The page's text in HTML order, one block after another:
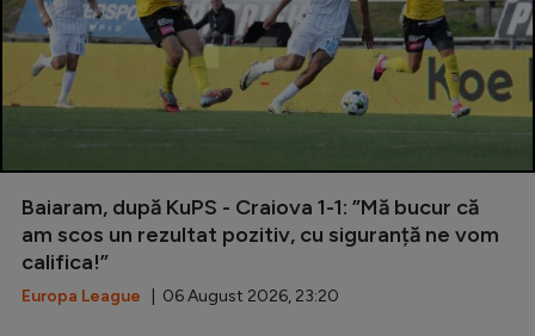
Baiaram, după KuPS - Craiova 1-1: ”Mă bucur că
am scos un rezultat pozitiv, cu siguranță ne vom
califica!”
Europa League | 06 August 2026, 23:20